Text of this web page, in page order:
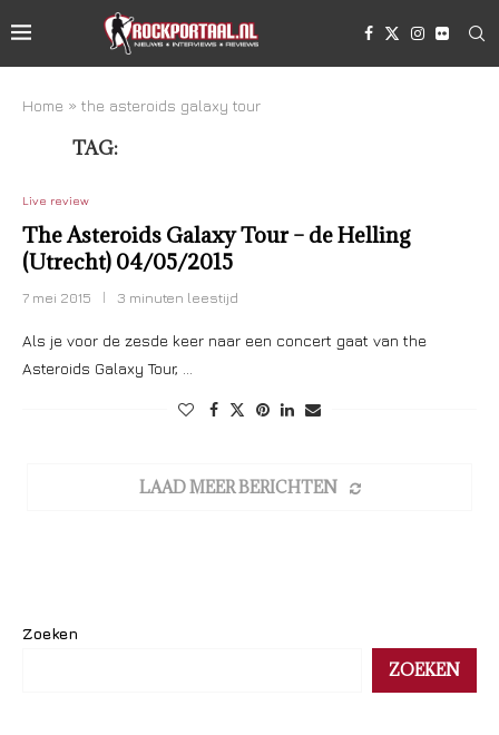
Home » the asteroids galaxy tour
TAG:
Live review
The Asteroids Galaxy Tour – de Helling
(Utrecht) 04/05/2015
7 mei 2015 3 minuten leestijd
Als je voor de zesde keer naar een concert gaat van the
Asteroids Galaxy Tour, …
LAAD MEER BERICHTEN
Zoeken
ZOEKEN